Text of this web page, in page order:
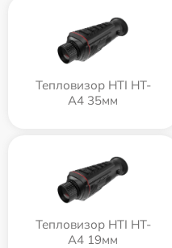
Тепловизор HTI HT-
A4 35мм
Тепловизор HTI HT-
A4 19мм